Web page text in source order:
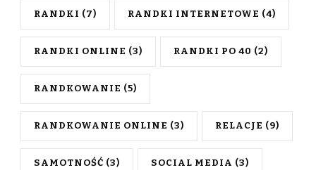
RANDKI (7) RANDKI INTERNETOWE (4)
RANDKI ONLINE (3) RANDKI PO 40 (2)
RANDKOWANIE (5)
RANDKOWANIE ONLINE (3) RELACJE (9)
SAMOTNOŚĆ (3) SOCIAL MEDIA (3)